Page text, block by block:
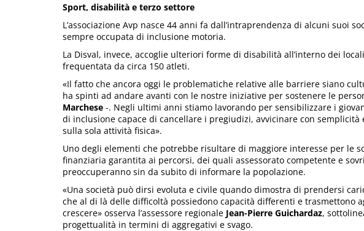
Sport, disabilità e terzo settore
L’associazione Avp nasce 44 anni fa dall’intraprendenza di alcuni suoi
sempre occupata di inclusione motoria.
La Disval, invece, accoglie ulteriori forme di disabilità all’interno dei
frequentata da circa 150 atleti.
«Il fatto che ancora oggi le problematiche relative alle barriere siano
ha spinti ad andare avanti con le nostre iniziative per sostenere le
Marchese -. Negli ultimi anni stiamo lavorando per sensibilizzare i
di inclusione capace di cancellare i pregiudizi, avvicinare con
sulla sola attività fisica».
Uno degli elementi che potrebbe risultare di maggiore interesse per le
finanziaria garantita ai percorsi, dei quali assessorato competente e
preoccuperanno sin da subito di informare la popolazione.
«Una società può dirsi evoluta e civile quando dimostra di prendersi
che al di là delle difficoltà possiedono capacità differenti e trasmettono
crescere» osserva l’assessore regionale Jean-Pierre Guichardaz,
progettualità in termini di aggregativi e svago.